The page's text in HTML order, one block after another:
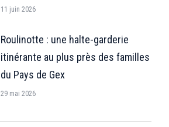
11 juin 2026
Roulinotte : une halte-garderie
itinérante au plus près des familles
du Pays de Gex
29 mai 2026